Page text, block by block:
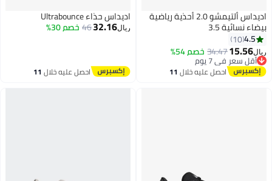
اديداس ألتيمشو 2.0 أحذية رياضية
نسائية 3.5
4.5
10
15.56
34.47خصم 54%
أقل سعر في 7 يوم
أقل سعر في 7 يوماحصل عليه خلال11
اغسطس
اديداس حذاء Ultrabounce
32.16
46 خصم 30%
احصل عليه خلال11
اغسطس